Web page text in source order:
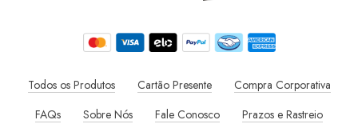
Todos os Produtos Cartão Presente
Compra Corporativa
FAQs
Sobre Nós Fale Conosco Prazos e Rastreio